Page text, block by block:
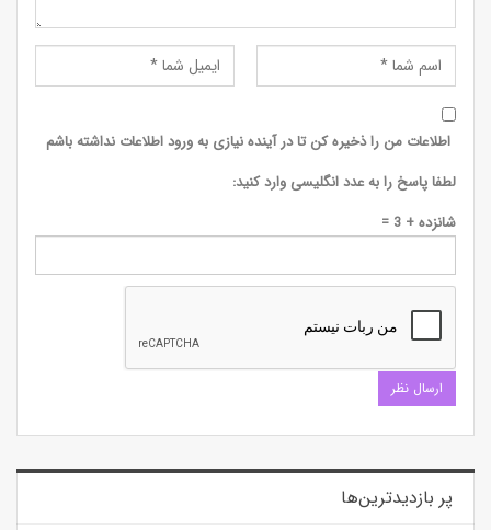
اطلاعات من را ذخیره کن تا در آینده نیازی به ورود اطلاعات نداشته باشم
لطفا پاسخ را به عدد انگلیسی وارد کنید:
شانزده + 3 =
پر بازدیدترین‌ها